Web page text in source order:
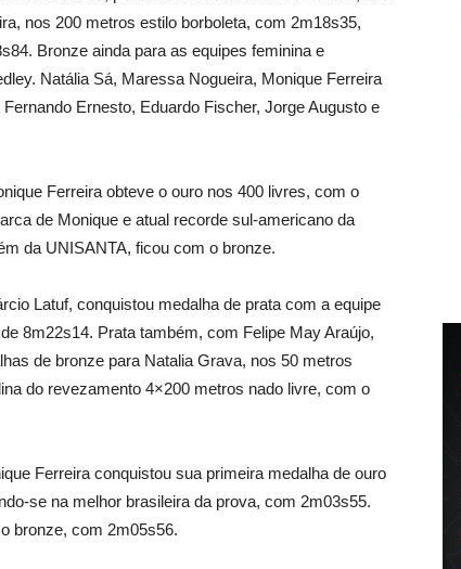
nos 200 metros estilo borboleta, com 2m18s35,
Bronze ainda para as equipes feminina e
Natália Sá, Maressa Nogueira, Monique Ferreira
Ernesto, Eduardo Fischer, Jorge Augusto e
Ferreira obteve o ouro nos 400 livres, com o
de Monique e atual recorde sul-americano da
da UNISANTA, ficou com o bronze.
Latuf, conquistou medalha de prata com a equipe
8m22s14. Prata também, com Felipe May Araújo,
de bronze para Natalia Grava, nos 50 metros
do revezamento 4×200 metros nado livre, com o
Ferreira conquistou sua primeira medalha de ouro
se na melhor brasileira da prova, com 2m03s55.
bronze, com 2m05s56.